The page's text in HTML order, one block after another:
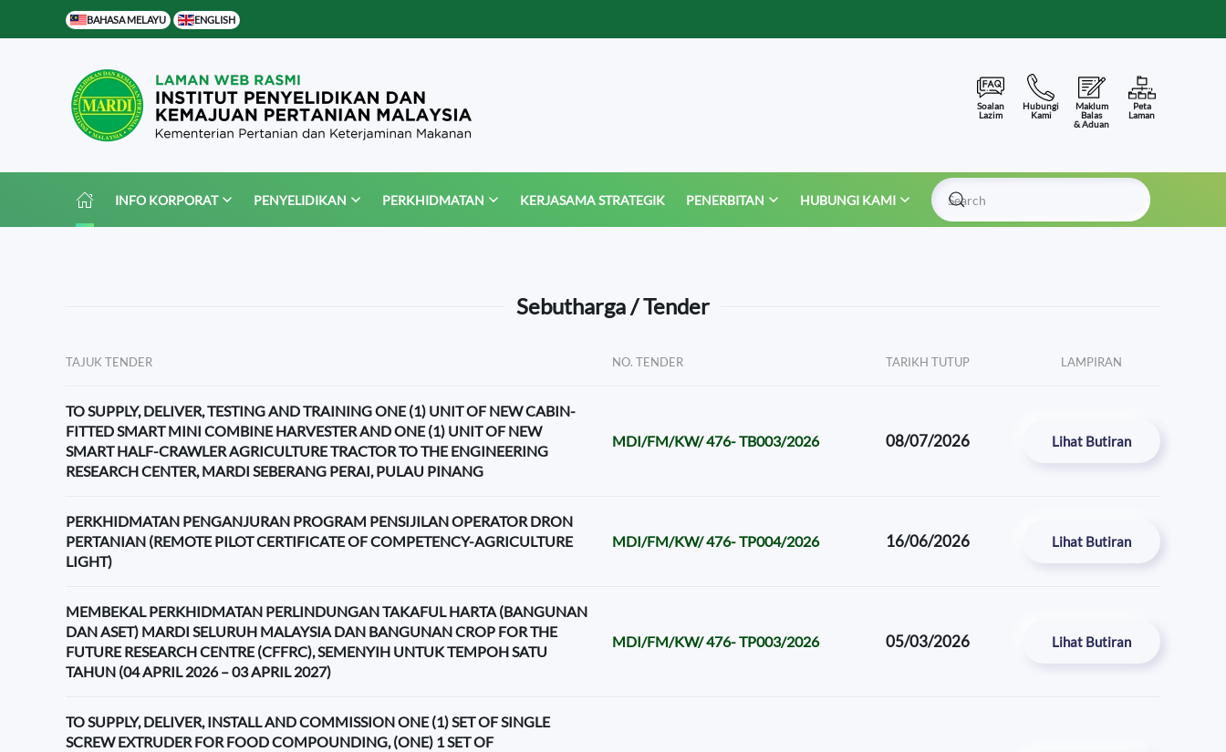
BAHASA MELAYU ENGLISH
Soalan
Lazim
Hubungi
Kami
Maklum
Balas
& Aduan
Peta
Laman
INFO KORPORAT PENYELIDIKAN PERKHIDMATAN KERJASAMA STRATEGIK PENERBITAN
HUBUNGI KAMI
Type 2 or more characters for results.
Sebutharga / Tender
TAJUK TENDER NO. TENDER TARIKH TUTUP LAMPIRAN
TO SUPPLY, DELIVER, TESTING AND TRAINING ONE (1) UNIT OF NEW CABIN-
FITTED SMART MINI COMBINE HARVESTER AND ONE (1) UNIT OF NEW
SMART HALF-CRAWLER AGRICULTURE TRACTOR TO THE ENGINEERING
RESEARCH CENTER, MARDI SEBERANG PERAI, PULAU PINANG
MDI/FM/KW/ 476- TB003/2026 08/07/2026 Lihat Butiran
PERKHIDMATAN PENGANJURAN PROGRAM PENSIJILAN OPERATOR DRON
PERTANIAN (REMOTE PILOT CERTIFICATE OF COMPETENCY-AGRICULTURE
LIGHT)
MDI/FM/KW/ 476- TP004/2026 16/06/2026 Lihat Butiran
MEMBEKAL PERKHIDMATAN PERLINDUNGAN TAKAFUL HARTA (BANGUNAN
DAN ASET) MARDI SELURUH MALAYSIA DAN BANGUNAN CROP FOR THE
FUTURE RESEARCH CENTRE (CFFRC), SEMENYIH UNTUK TEMPOH SATU
TAHUN (04 APRIL 2026 – 03 APRIL 2027)
MDI/FM/KW/ 476- TP003/2026 05/03/2026 Lihat Butiran
TO SUPPLY, DELIVER, INSTALL AND COMMISSION ONE (1) SET OF SINGLE
SCREW EXTRUDER FOR FOOD COMPOUNDING, (ONE) 1 SET OF